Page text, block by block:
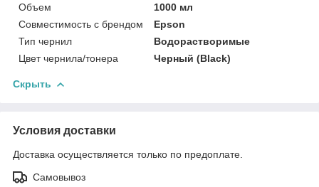
Объем
1000 мл
Совместимость с брендом
Epson
Тип чернил
Водорастворимые
Цвет чернила/тонера
Черный (Black)
Скрыть
Условия доставки
Доставка осуществляется только по предоплате.
Самовывоз